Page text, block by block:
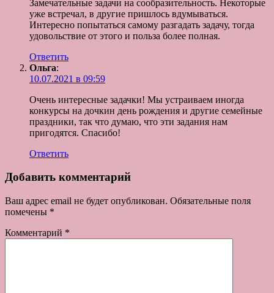
Замечательные задачи на сообразительность. Некоторые
уже встречал, в другие пришлось вдумываться.
Интересно попытаться самому разгадать задачу, тогда
удовольствие от этого и польза более полная.
Ответить
Ольга:
10.07.2021 в 09:59
Очень интересные задачки! Мы устраиваем иногда
конкурсы на дочкин день рождения и другие семейные
праздники, так что думаю, что эти задания нам
пригодятся. Спасибо!
Ответить
Добавить комментарий
Ваш адрес email не будет опубликован. Обязательные поля
помечены *
Комментарий *